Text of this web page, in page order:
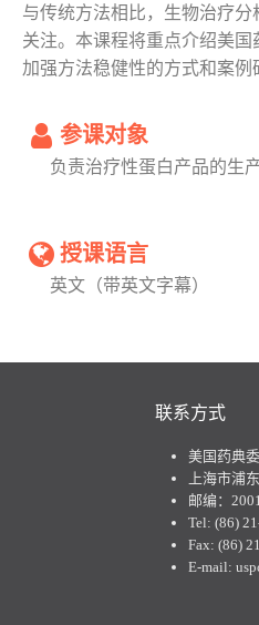
与传统方法相比，生物治疗
关注。本课程将重点介绍美
加强方法稳健性的方式和案例
参课对象
负责治疗性蛋白产品的生
授课语言
英文（带英文字幕）
联系方式
美国药典
上海市浦
邮编：
Tel: (86)
Fax: (86)
E-mail: